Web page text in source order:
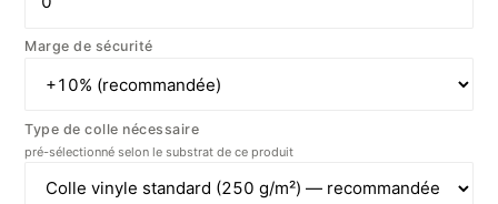
Marge de sécurité
Type de colle nécessaire
pré-sélectionné selon le substrat de ce produit